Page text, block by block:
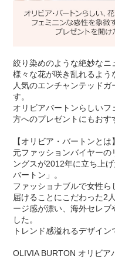
絞り染めのような絶妙な
様々な花が咲き乱れるよう
人気のエンチャンテッド
す。
オリビアバートンらしい
方へのプレゼントにもおす
【オリビア・バートンとは】
元ファッションバイヤー
ングスが2012年に立ち上
バートン」。
ファッショナブルで女性
届けることにこだわった2
ージ感が漂い、海外セレブ
した。
トレンド感溢れるデザイン
OLIVIA BURTON オリビ